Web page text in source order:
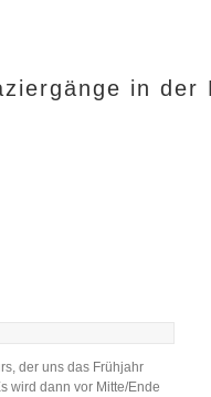
in der
der uns das Frühjahr
wird dann vor Mitte/Ende